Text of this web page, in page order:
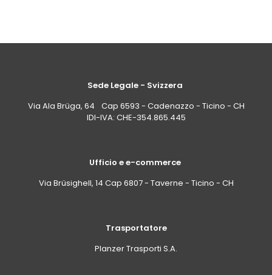
Sede Legale - Svizzera
Via Ala Brüga, 64 Cap 6593 - Cadenazzo - Ticino - CH
IDI-IVA: CHE-354.865.445
Ufficio e e-commerce
Via Brüsighell, 14 Cap 6807 - Taverne - Ticino - CH
Trasportatore
Planzer Trasporti S.A.